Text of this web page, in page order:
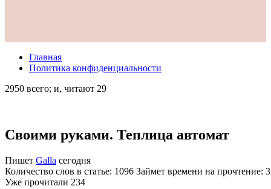
Главная
Политика конфиденциальности
2950 всего; и, читают 29
Своими руками. Теплица автомат
Пишет Galla сегодня
Количество слов в статье: 1096 Займет времени на прочтение:
Уже прочитали 234